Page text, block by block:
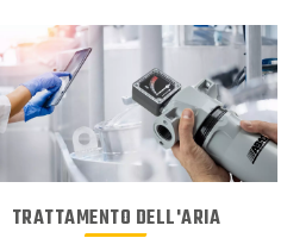
TRATTAMENTO DELL'ARIA